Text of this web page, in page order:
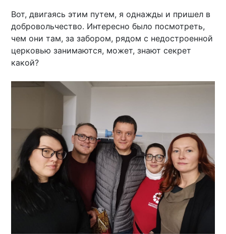
Вот, двигаясь этим путем, я однажды и пришел в
добровольчество. Интересно было посмотреть,
чем они там, за забором, рядом с недостроенной
церковью занимаются, может, знают секрет
какой?